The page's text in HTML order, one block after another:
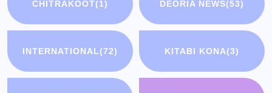
CHITRAKOOT(1) DEORIA NEWS(53)
INTERNATIONAL(72) KITABI KONA(3)